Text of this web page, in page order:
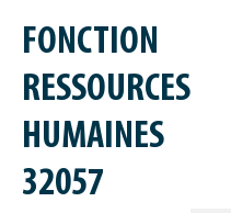
FONCTION
RESSOURCES
HUMAINES
32057